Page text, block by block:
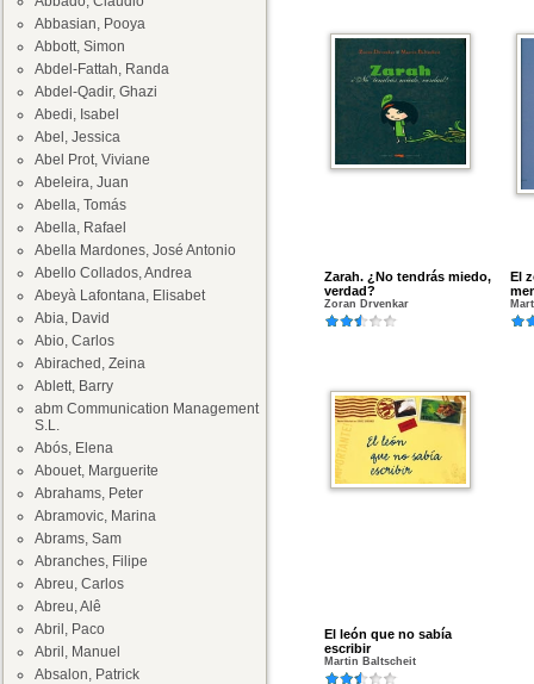
Abbasian, Pooya
Abbott, Simon
Abdel-Fattah, Randa
Abdel-Qadir, Ghazi
Abedi, Isabel
Abel, Jessica
Abel Prot, Viviane
Abeleira, Juan
Abella, Tomás
Abella, Rafael
Abella Mardones, José Antonio
Abello Collados, Andrea
Abeyà Lafontana, Elisabet
Abia, David
Abio, Carlos
Abirached, Zeina
Ablett, Barry
abm Communication Management
S.L.
Abós, Elena
Abouet, Marguerite
Abrahams, Peter
Abramovic, Marina
Abrams, Sam
Abranches, Filipe
Abreu, Carlos
Abreu, Alê
Abril, Paco
Abril, Manuel
Absalon, Patrick
Zarah. ¿No tendrás miedo,
verdad?
Zoran Drvenkar
El
El león que no sabía
escribir
Martin Baltscheit